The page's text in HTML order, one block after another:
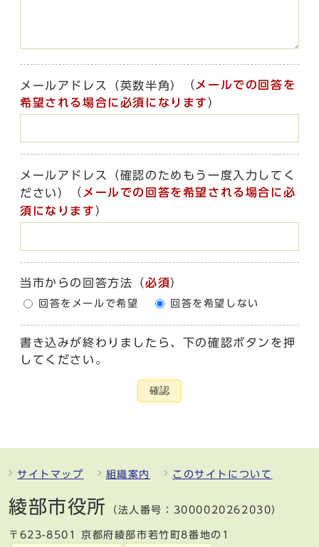
メールアドレス（英数半角） （ メールでの回答を
希望される場合に必須になります ）
メールアドレス（確認のためもう一度入力してく
ださい）
（ メールでの回答を希望される場合に必
須になります ）
当市からの回答方法 （必須）
回答をメールで希望 回答を希望しない
書き込みが終わりましたら、下の確認ボタンを押
してください。
確認
サイトマップ 組織案内 このサイトについて
綾部市役所 （法人番号：3000020262030）
〒623-8501 京都府綾部市若竹町8番地の1